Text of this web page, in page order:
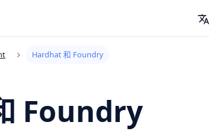
Hardhat 和 Foundry
Foundry